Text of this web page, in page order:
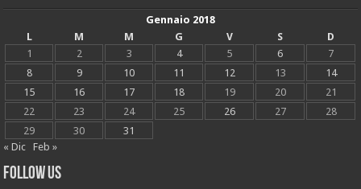
Gennaio 2018
L
M M G V S
D
1
2 3 4 5 6
7
8
9 10 11 12 13
14
15
16 17 18 19 20
21
22
23 24 25 26 27
28
29
30
31
« Dic
Feb »
Follow Us